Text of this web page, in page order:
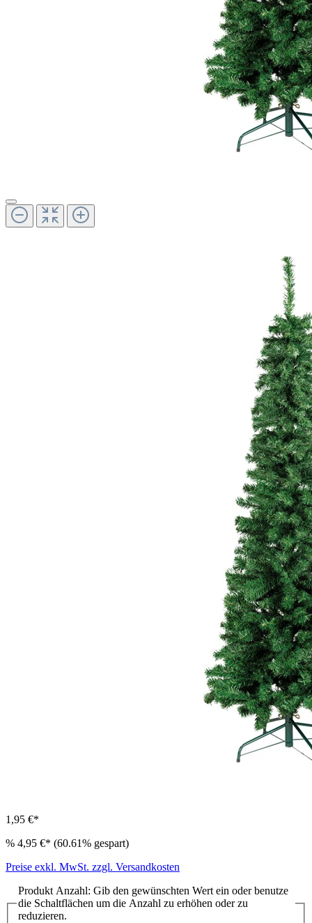
1,95 €*
% 4,95 €* (60.61% gespart)
Preise exkl. MwSt. zzgl. Versandkosten
Produkt Anzahl: Gib den gewünschten Wert ein oder benutze
die Schaltflächen um die Anzahl zu erhöhen oder zu
reduzieren.